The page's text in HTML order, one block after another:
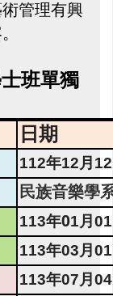
管理有興
班單獨
日期
112年12月 12
民族音樂學
113年01月01
113年03月01
113年07月04